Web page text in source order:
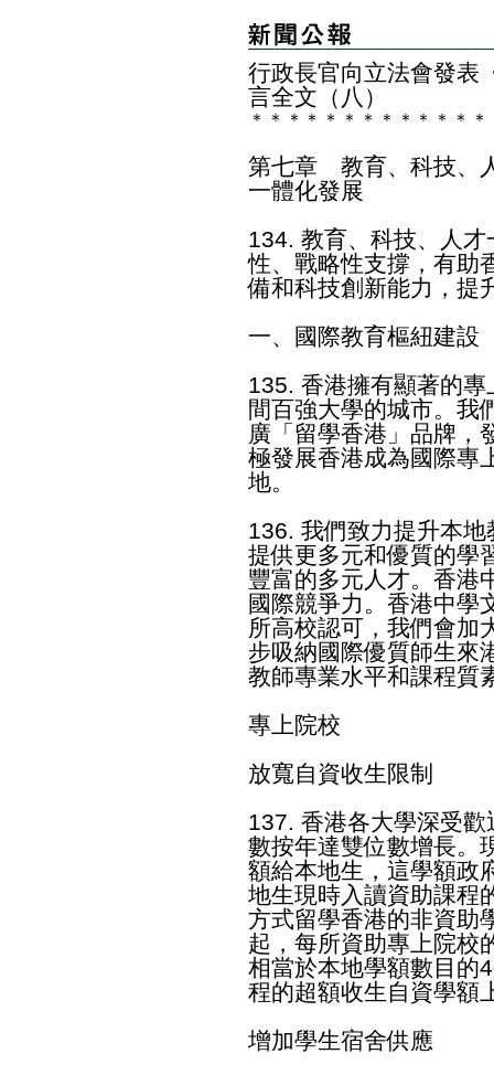
行政長官向立法會發表
言全文（八）
＊ ＊ ＊ ＊ ＊ ＊ ＊ ＊ ＊ ＊ ＊ ＊ ＊
第七章 教育、科技、
一體化發展
134. 教育、科技、人
性、戰略性支撐，有助
備和科技創新能力，提
一、國際教育樞紐建設
135. 香港擁有顯著的
間百強大學的城市。我
廣「留學香港」品牌，
極發展香港成為國際專
地。
136. 我們致力提升本
提供更多元和優質的學
豐富的多元人才。香港
國際競爭力。香港中學
所高校認可，我們會加
步吸納國際優質師生來
教師專業水平和課程質
專上院校
放寬自資收生限制
137. 香港各大學深受
數按年達雙位數增長。
額給本地生，這學額政
地生現時入讀資助課程
方式留學香港的非資助
起，每所資助專上院校
相當於本地學額數目的
程的超額收生自資學額
增加學生宿舍供應